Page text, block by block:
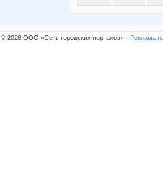
© 2026 ООО «Сеть городских порталов» · Реклама